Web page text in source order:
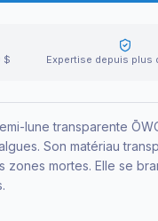
$ Expertise depuis plus
lune transparente
Son matériau
zones mortes. Elle se